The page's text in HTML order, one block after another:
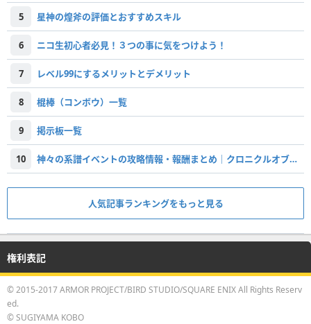
5 星神の煌斧の評価とおすすめスキル
6 ニコ生初心者必見！３つの事に気をつけよう！
7 レベル99にするメリットとデメリット
8 棍棒（コンボウ）一覧
9 掲示板一覧
10 神々の系譜イベントの攻略情報・報酬まとめ｜クロニクルオブゴッズ
人気記事ランキングをもっと見る
権利表記
© 2015-2017 ARMOR PROJECT/BIRD STUDIO/SQUARE ENIX All Rights Reserv
ed.
© SUGIYAMA KOBO